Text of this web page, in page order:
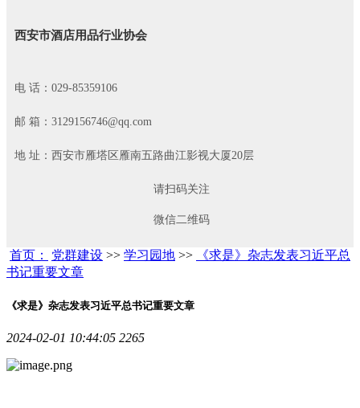
西安市酒店用品行业协会
电 话：029-85359106
邮 箱：3129156746@qq.com
地 址：西安市雁塔区雁南五路曲江影视大厦20层
请扫码关注
微信二维码
首页： 党群建设 >> 学习园地 >>
《求是》杂志发表习近平总
书记重要文章
《求是》杂志发表习近平总书记重要文章
2024-02-01 10:44:05 2265